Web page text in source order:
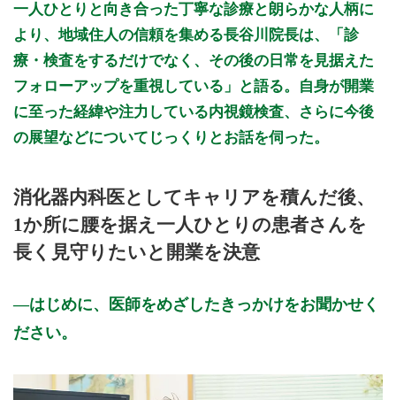
※診療時間や臨時休診・診療内容等について、事前に必ず医療
機関ホームページ、またはお電話にてご確認ください。
>>病院なびで医療機関の詳細を見る
公式HPはこちら
初診受付
一人ひとりと向き合った丁寧な診療と朗らかな人柄に
より、地域住人の信頼を集める長谷川院長は、「診
療・検査をするだけでなく、その後の日常を見据えた
フォローアップを重視している」と語る。自身が開業
に至った経緯や注力している内視鏡検査、さらに今後
の展望などについてじっくりとお話を伺った。
消化器内科医としてキャリアを積んだ後、
1か所に腰を据え一人ひとりの患者さんを
長く見守りたいと開業を決意
はじめに、医師をめざしたきっかけをお聞かせく
ださい。